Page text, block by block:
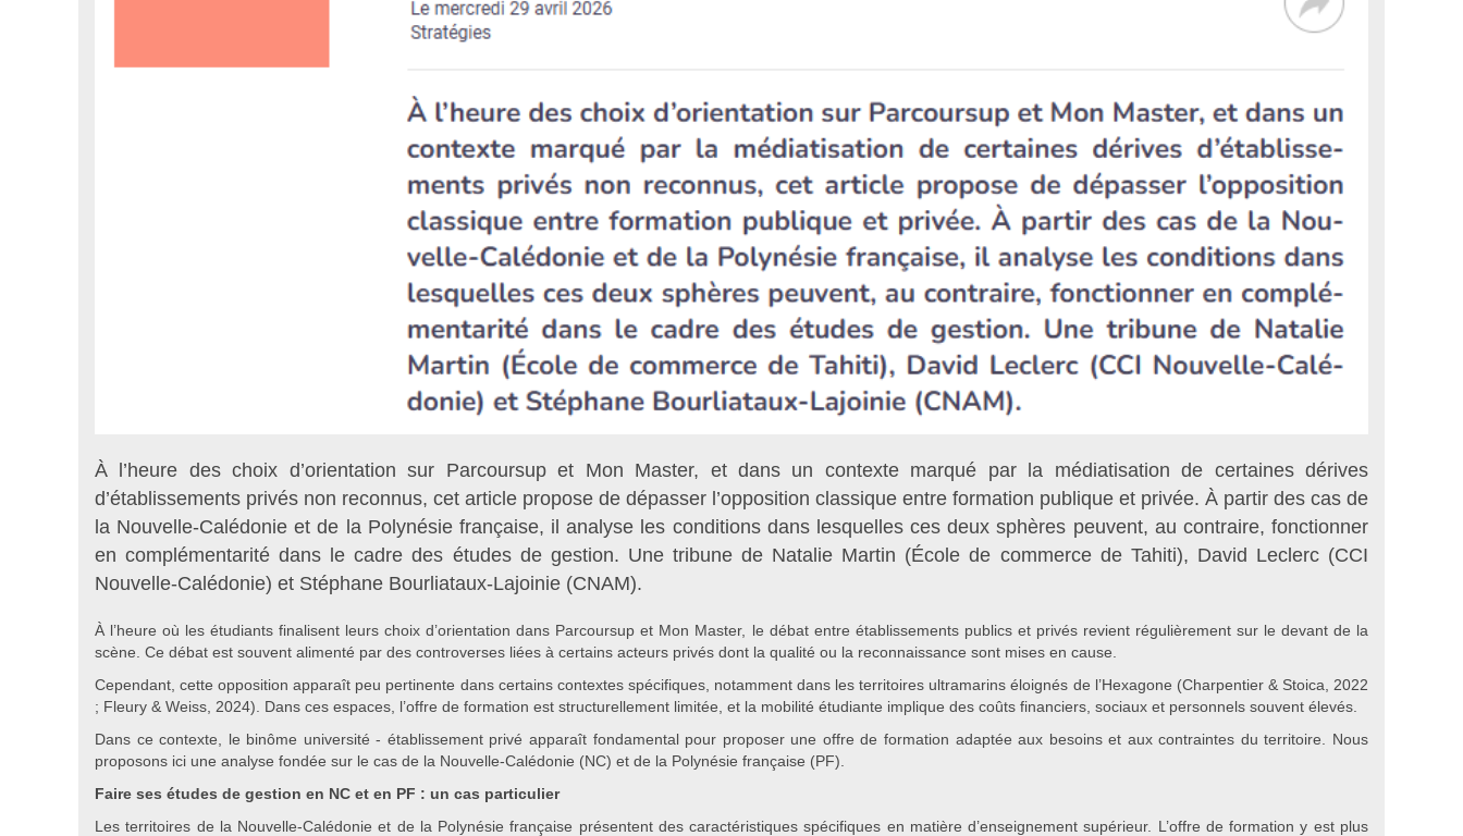
À l’heure des choix d’orientation sur Parcoursup et Mon Master, et dans un contexte marqué par la médiatisation de certaines dérives
d’établissements privés non reconnus, cet article propose de dépasser l’opposition classique entre formation publique et privée. À partir des cas de
la Nouvelle-Calédonie et de la Polynésie française, il analyse les conditions dans lesquelles ces deux sphères peuvent, au contraire, fonctionner
en complémentarité dans le cadre des études de gestion. Une tribune de Natalie Martin (École de commerce de Tahiti), David Leclerc (CCI
Nouvelle-Calédonie) et Stéphane Bourliataux-Lajoinie (CNAM).
À l’heure où les étudiants finalisent leurs choix d’orientation dans Parcoursup et Mon Master, le débat entre établissements publics et privés revient régulièrement sur le devant de la
scène. Ce débat est souvent alimenté par des controverses liées à certains acteurs privés dont la qualité ou la reconnaissance sont mises en cause.
Cependant, cette opposition apparaît peu pertinente dans certains contextes spécifiques, notamment dans les territoires ultramarins éloignés de l’Hexagone (Charpentier & Stoica, 2022
; Fleury & Weiss, 2024). Dans ces espaces, l’offre de formation est structurellement limitée, et la mobilité étudiante implique des coûts financiers, sociaux et personnels souvent élevés.
Dans ce contexte, le binôme université - établissement privé apparaît fondamental pour proposer une offre de formation adaptée aux besoins et aux contraintes du territoire. Nous
proposons ici une analyse fondée sur le cas de la Nouvelle-Calédonie (NC) et de la Polynésie française (PF).
Faire ses études de gestion en NC et en PF : un cas particulier
Les territoires de la Nouvelle-Calédonie et de la Polynésie française présentent des caractéristiques spécifiques en matière d’enseignement supérieur. L’offre de formation y est plus